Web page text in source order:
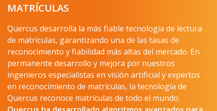
Quercus desarrolla la más fiable tecnología de lectura
de matrículas, garantizando una de las tasas de
reconocimiento y fiabilidad más altas del mercado. En
permanente desarrollo y mejora por nuestros
ingenieros especialistas en visión artificial y expertos
en reconocimiento de matrículas, la tecnología de
Quercus reconoce matrículas de todo el mundo.
Quercus
ha desarrollado algoritmos avanzados para
reconocer las características específicas de cada país.